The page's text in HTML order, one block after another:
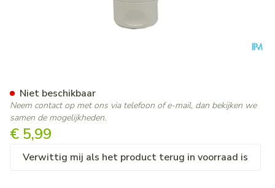
€ 5,99
Verwittig mij als het product terug in voorraad is
Niet beschikbaar
Neem contact op met ons via telefoon of e-mail, dan bekijken we
samen de mogelijkheden.